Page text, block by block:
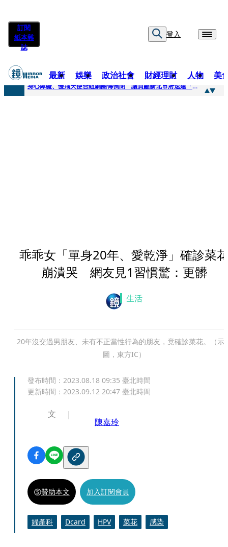
訂閱
紙本雜
誌
登入
最新 娛樂 政治社會 財經理財 人物 美
快訊
身心障礙、慢飛天使合組劇團傳倒閉 議員籲新北市府速建「文化藝術急難協助專案」
乖乖女「單身20年、愛乾淨」確診菜
崩潰哭 網友見1習慣驚：更髒
生活
20年沒交過男朋友、未有不正當性行為的朋友，竟確診菜花。（示
圖，東方IC）
發布時間： 2023.08.18 09:35 臺北時間
更新時間： 2023.09.12 20:47 臺北時間
文
陳嘉玲
贊助本文 加入訂閱會員
婦產科 Dcard HPV 菜花 感染